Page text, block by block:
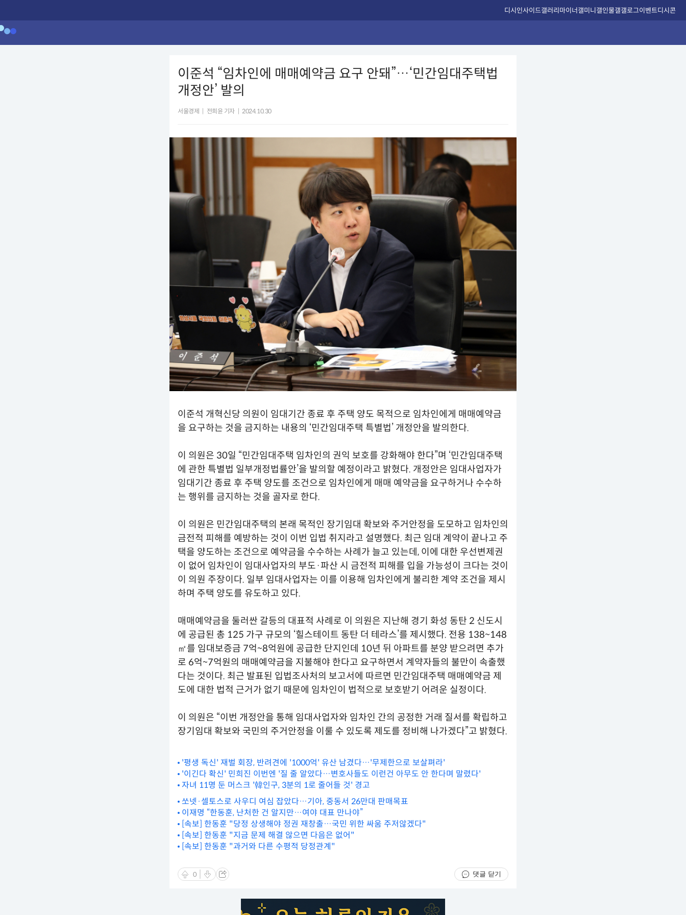
디시인사이드갤러리마이너갤미니갤인물갤갤로그이벤트디시콘
이준석 “임차인에 매매예약금 요구 안돼”…‘민간임대주택법
개정안’ 발의
서울경제 전희윤 기자 2024.10.30
이준석 개혁신당 의원이 임대기간 종료 후 주택 양도 목적으로 임차인에게 매매예약금
을 요구하는 것을 금지하는 내용의 ‘민간임대주택 특별법’ 개정안을 발의한다.
이 의원은 30일 “민간임대주택 임차인의 권익 보호를 강화해야 한다”며 ‘민간임대주택
에 관한 특별법 일부개정법률안’을 발의할 예정이라고 밝혔다. 개정안은 임대사업자가
임대기간 종료 후 주택 양도를 조건으로 임차인에게 매매 예약금을 요구하거나 수수하
는 행위를 금지하는 것을 골자로 한다.
이 의원은 민간임대주택의 본래 목적인 장기임대 확보와 주거안정을 도모하고 임차인의
금전적 피해를 예방하는 것이 이번 입법 취지라고 설명했다. 최근 임대 계약이 끝나고 주
택을 양도하는 조건으로 예약금을 수수하는 사례가 늘고 있는데, 이에 대한 우선변제권
이 없어 임차인이 임대사업자의 부도·파산 시 금전적 피해를 입을 가능성이 크다는 것이
이 의원 주장이다. 일부 임대사업자는 이를 이용해 임차인에게 불리한 계약 조건을 제시
하며 주택 양도를 유도하고 있다.
매매예약금을 둘러싼 갈등의 대표적 사례로 이 의원은 지난해 경기 화성 동탄 2 신도시
에 공급된 총 125 가구 규모의 ‘힐스테이트 동탄 더 테라스’를 제시했다. 전용 138~148
㎡를 임대보증금 7억~8억원에 공급한 단지인데 10년 뒤 아파트를 분양 받으려면 추가
로 6억~7억원의 매매예약금을 지불해야 한다고 요구하면서 계약자들의 불만이 속출했
다는 것이다. 최근 발표된 입법조사처의 보고서에 따르면 민간임대주택 매매예약금 제
도에 대한 법적 근거가 없기 때문에 임차인이 법적으로 보호받기 어려운 실정이다.
이 의원은 “이번 개정안을 통해 임대사업자와 임차인 간의 공정한 거래 질서를 확립하고
장기임대 확보와 국민의 주거안정을 이룰 수 있도록 제도를 정비해 나가겠다”고 밝혔다.
'평생 독신' 재벌 회장, 반려견에 '1000억' 유산 남겼다…'무제한으로 보살펴라'
'이긴다 확신' 민희진 이번엔 '질 줄 알았다…변호사들도 이런건 아무도 안 한다며 말렸다'
자녀 11명 둔 머스크 '韓인구, 3분의 1로 줄어들 것' 경고
쏘넷·셀토스로 사우디 여심 잡았다…기아, 중동서 26만대 판매목표
이재명 “한동훈, 난처한 건 알지만…여야 대표 만나야”
[속보] 한동훈 "당정 상생해야 정권 재창출…국민 위한 싸움 주저않겠다"
[속보] 한동훈 "지금 문제 해결 않으면 다음은 없어"
[속보] 한동훈 "과거와 다른 수평적 당정관계"
0 댓글 닫기